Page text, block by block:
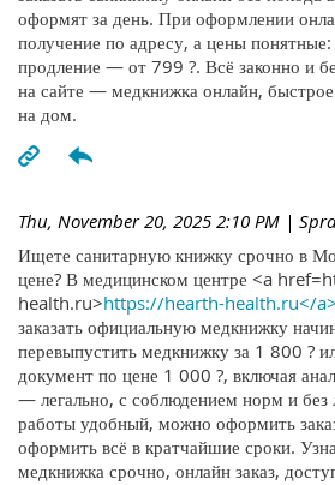
оформят за день. При оформлении
получение по адресу, а цены
продление — от 799 ?. Всё законно и
на сайте — медкнижка онлайн,
на дом.
Thu, November 20, 2025 2:10 PM |
Ищете санитарную книжку срочно в
цене? В медицинском центре <a
health.ru>https://hearth-health.ru</a>
заказать официальную медкнижку
перевыпустить медкнижку за 1 800 ?
документ по цене 1 000 ?, включая
— легально, с соблюдением норм и
работы удобный, можно оформить
оформить всё в кратчайшие сроки.
медкнижка срочно, онлайн заказ,